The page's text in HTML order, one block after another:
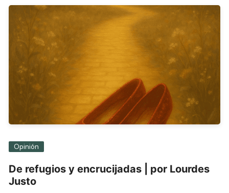
Opinión
De refugios y encrucijadas | por Lourdes
Justo